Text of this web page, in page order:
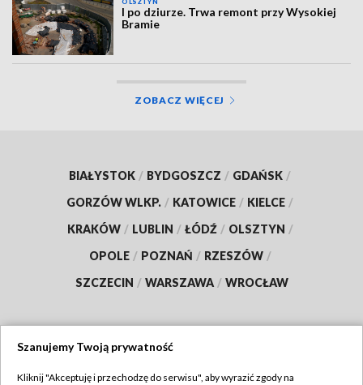
OLSZTYN
I po dziurze. Trwa remont przy Wysokiej
Bramie
ZOBACZ WIĘCEJ
BIAŁYSTOK / BYDGOSZCZ / GDAŃSK /
GORZÓW WLKP. / KATOWICE / KIELCE /
KRAKÓW / LUBLIN / ŁÓDŹ / OLSZTYN /
OPOLE / POZNAŃ / RZESZÓW /
SZCZECIN / WARSZAWA / WROCŁAW
Szanujemy Twoją prywatność
Kliknij "Akceptuję i przechodzę do serwisu", aby wyrazić zgody na